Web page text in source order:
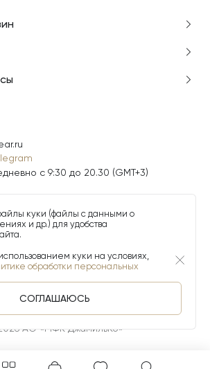
с 9:30 до 20.30 (GMT+3)
АО «МФК ДжамильКо»
куки (файлы с данными о
и др.) для удобства
куки на условиях,
обработки персональных
СОГЛАШАЮСЬ